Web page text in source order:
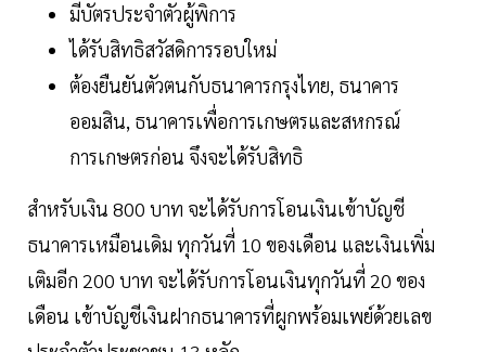
มีบัตรประจำตัวผู้พิการ
ได้รับสิทธิสวัสดิการรอบใหม่
ต้องยืนยันตัวตนกับธนาคารกรุงไทย, ธนาคาร
ออมสิน, ธนาคารเพื่อการเกษตรและสหกรณ์
การเกษตรก่อน จึงจะได้รับสิทธิ
สำหรับเงิน 800 บาท จะได้รับการโอนเงินเข้าบัญชี
ธนาคารเหมือนเดิม ทุกวันที่ 10 ของเดือน และเงินเพิ่ม
เติมอีก 200 บาท จะได้รับการโอนเงินทุกวันที่ 20 ของ
เดือน เข้าบัญชีเงินฝากธนาคารที่ผูกพร้อมเพย์ด้วยเลข